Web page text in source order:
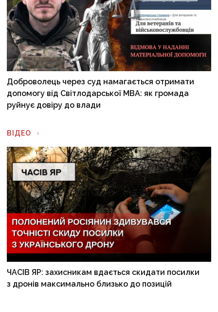
Доброволець через суд намагається отримати
допомогу від Світлодарської МВА: як громада
руйнує довіру до влади
ВІДЕО
ЧАСІВ ЯР: захисникам вдається скидати посилки
з дронів максимально близько до позицій